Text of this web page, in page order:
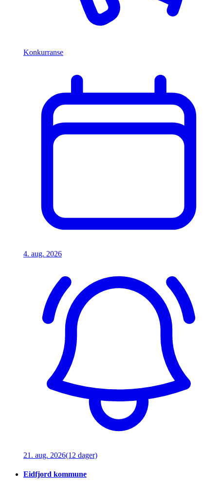
Konkurranse
4. aug. 2026
21. aug. 2026(12 dager)
Eidfjord kommune